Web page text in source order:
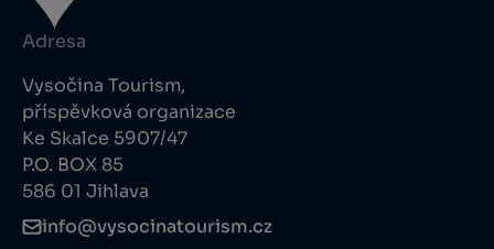
Adresa
Vysočina Tourism,
příspěvková organizace
Ke Skalce 5907/47
P.O. BOX 85
586 01 Jihlava
info@vysocinatourism.cz